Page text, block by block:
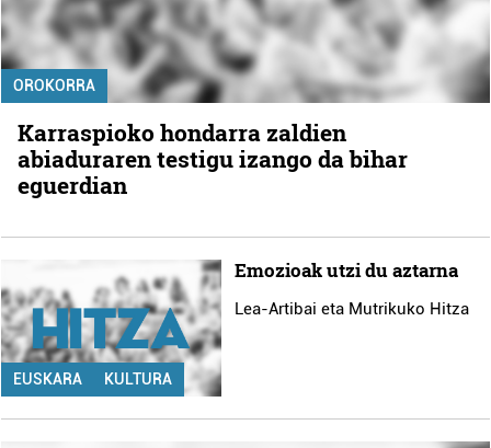
OROKORRA
Karraspioko hondarra zaldien
abiaduraren testigu izango da bihar
eguerdian
EUSKARA KULTURA
Emozioak utzi du aztarna
Lea-Artibai eta Mutrikuko Hitza